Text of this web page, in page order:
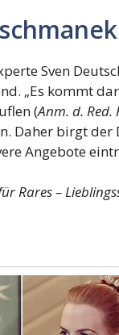
Sven
„Es kommt
(Anm. d.
Daher birgt der
Angebote
Rares –